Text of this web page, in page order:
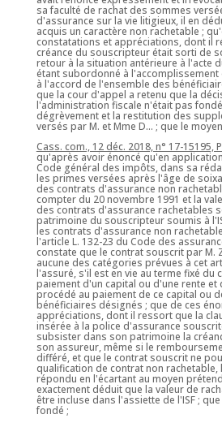
sa faculté de rachat des sommes
d'assurance sur la vie litigieux, il en
acquis un caractère non rachetable ;
constatations et appréciations, dont il
créance du souscripteur était sorti de
retour à la situation antérieure à l'acte
étant subordonné à
à l'accord de l'ensemble des
que la cour d'appel a retenu que la
l'administration fiscale n'était pas
dégrèvement et la restitution des
versés par M. et Mme D... ; que le
Cass. com., 12 déc. 2018, n° 17-15195,
qu'après avoir énoncé qu'en
Code général des impôts, dans sa
les primes versées après l'âge de
des contrats d'assurance non
compter du 20 novembre 1991 et la
des contrats d'assurance rachetables
patrimoine du souscripteur soumis à
les contrats d'assurance non
l'article L. 132-23 du Code des
constate que le contrat souscrit par M.
aucune des catégories prévues à cet
l'assuré, s'il est en vie au terme fixé du
paiement d'un capital ou d'une rente et
procédé au paiement de ce capital ou
bénéficiaires désignés ; que de ces
appréciations, dont il ressort que la
insérée à la police d'assurance
subsister dans son patrimoine la
son assureur, même si le
différé, et que le contrat souscrit ne
qualification de contrat non rachetable,
répondu en l'écartant au moyen
exactement déduit que la valeur de
être incluse dans l'assiette de l'ISF ;
fondé ;